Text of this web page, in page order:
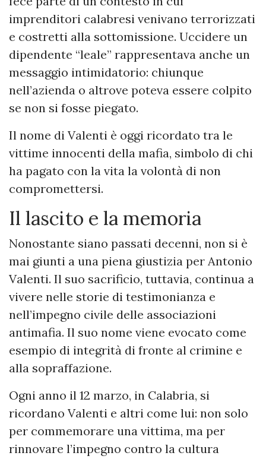
imprenditori calabresi venivano terrorizzati
e costretti alla sottomissione. Uccidere un
dipendente “leale” rappresentava anche un
messaggio intimidatorio: chiunque
nell’azienda o altrove poteva essere colpito
se non si fosse piegato.
Il nome di Valenti è oggi ricordato tra le
vittime innocenti della mafia, simbolo di chi
ha pagato con la vita la volontà di non
compromettersi.
Il lascito e la memoria
Nonostante siano passati decenni, non si è
mai giunti a una piena giustizia per Antonio
Valenti. Il suo sacrificio, tuttavia, continua a
vivere nelle storie di testimonianza e
nell’impegno civile delle associazioni
antimafia. Il suo nome viene evocato come
esempio di integrità di fronte al crimine e
alla sopraffazione.
Ogni anno il 12 marzo, in Calabria, si
ricordano Valenti e altri come lui: non solo
per commemorare una vittima, ma per
rinnovare l’impegno contro la cultura